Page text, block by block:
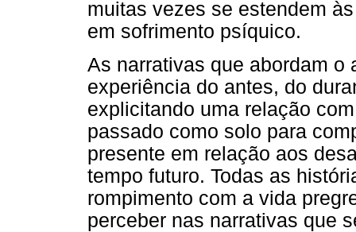
muitas vezes se estendem
em sofrimento psíquico.
As narrativas que abordam o
experiência do antes, do
explicitando uma relação
passado como solo para
presente em relação aos
tempo futuro. Todas as
rompimento com a vida
perceber nas narrativas que